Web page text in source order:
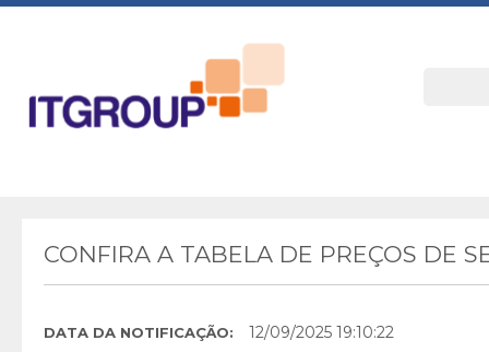
CONFIRA A TABELA DE PREÇOS DE
DATA DA NOTIFICAÇÃO: 12/09/2025 19:10:22